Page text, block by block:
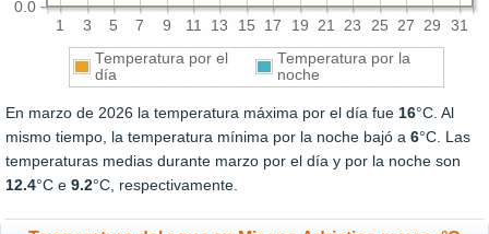
1 3 5 7 9 11 13 15 17 19 21 23 25 27 29 31
0.0
Temperatura por el
día
Temperatura por la
noche
En marzo de 2026 la temperatura máxima por el día fue 16°C. Al
mismo tiempo, la temperatura mínima por la noche bajó a 6°C. Las
temperaturas medias durante marzo por el día y por la noche son
12.4°C e 9.2°C, respectivamente.